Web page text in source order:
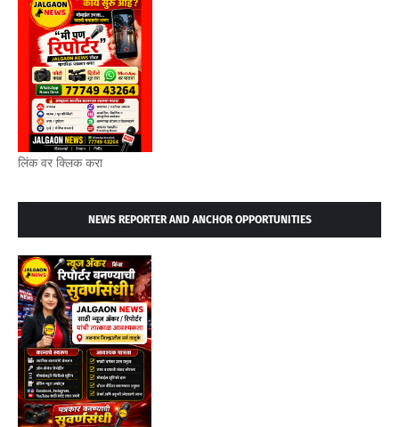
लिंक वर क्लिक करा
NEWS REPORTER AND ANCHOR OPPORTUNITIES